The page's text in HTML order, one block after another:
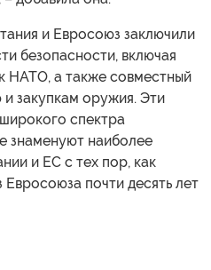
и Евросоюз заключили
безопасности, включая
НАТО, а также совместный
закупкам оружия. Эти
спектра
знаменуют наиболее
и ЕС с тех пор, как
почти десять лет